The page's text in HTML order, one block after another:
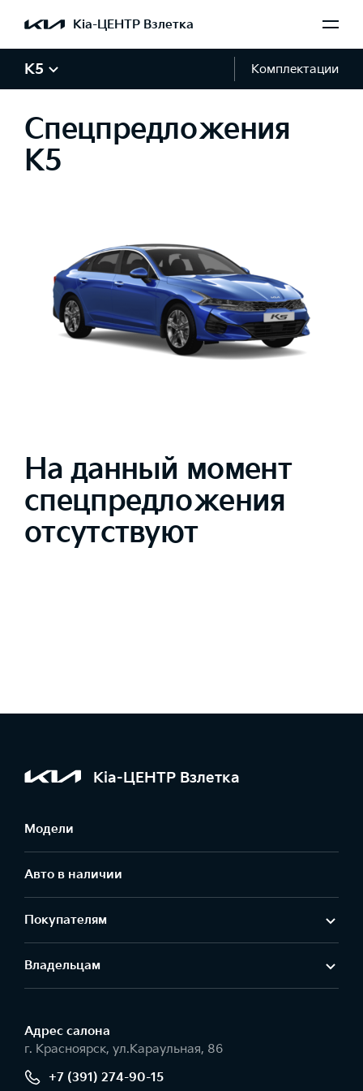
Kia-ЦЕНТР Взлетка
K5 Комплектации
Спецпредложения
K5
На данный момент
спецпредложения
отсутствуют
Kia-ЦЕНТР Взлетка
Модели
Авто в наличии
Покупателям
Владельцам
Адрес салонa
г. Красноярск, ул.Караульная, 86
+7 (391) 274-90-15